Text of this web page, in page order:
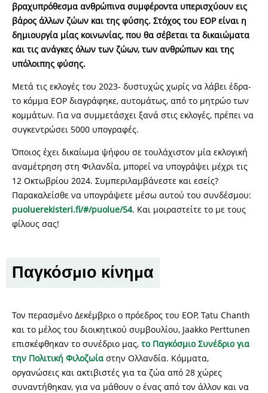
βραχυπρόθεσμα ανθρώπινα συμφέροντα υπερισχύουν εις
βάρος άλλων ζώων και της φύσης. Στόχος του EOP είναι η
δημιουργία μίας κοινωνίας, που θα σέβεται τα δικαιώματα
και τις ανάγκες όλων των ζώων, των ανθρώπων και της
υπόλοιπης φύσης.
Μετά τις εκλογές του 2023- δυστυχώς χωρίς να λάβει έδρα-
το κόμμα EOP διαγράφηκε, αυτομάτως, από το μητρώο των
κομμάτων. Για να συμμετάσχει ξανά στις εκλογές, πρέπει να
συγκεντρώσει 5000 υπογραφές.
Όποιος έχει δικαίωμα ψήφου σε τουλάχιστον μία εκλογική
αναμέτρηση στη Φιλανδία, μπορεί να υπογράψει μέχρι τις
12 Οκτωβρίου 2024. Συμπεριλαμβάνεστε και εσείς?
Παρακαλείσθε να υπογράψετε μέσω αυτού του συνδέσμου:
puoluerekisteri.fi/#/puolue/54. Και μοιραστείτε το με τους
φίλους σας!
Παγκόσμιο κίνημα
Τον περασμένο Δεκέμβριο ο πρόεδρος του EOP, Tatu Chanth
και το μέλος του διοικητικού συμβουλίου, Jaakko Perttunen
επισκέφθηκαν το συνέδριο μας, το Παγκόσμιο Συνέδριο για
την Πολιτική Φιλοζωία στην Ολλανδία. Κόμματα,
οργανώσεις και ακτιβιστές για τα ζώα από 28 χώρες
συναντήθηκαν, για να μάθουν ο ένας από τον άλλον και να